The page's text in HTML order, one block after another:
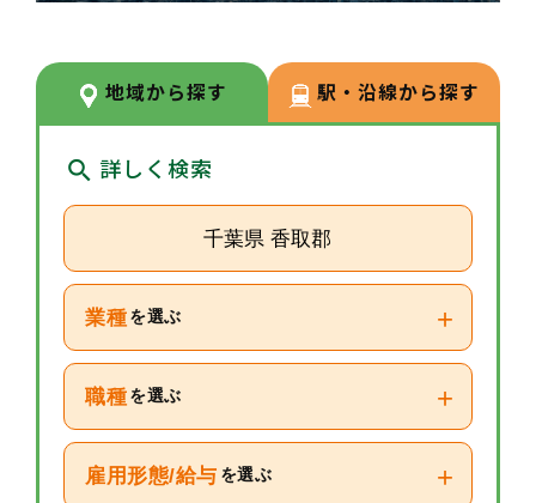
地域から探す 駅・沿線から探す
詳しく検索
千葉県 香取郡
業種 を選ぶ +
職種 を選ぶ +
雇用形態/給与 を選ぶ +